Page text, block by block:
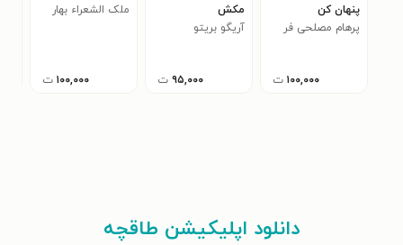
پنهان کن
پرهام مصلحی فر
۱۰۰,۰۰۰ ت
مکش
آریگو بریتو
۹۵,۰۰۰ ت
ملک الشعراء بهار
۱۰۰,۰۰۰ ت
دانلود اپلیکیشن طاقچه